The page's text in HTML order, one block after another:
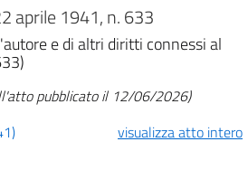
aprile 1941, n. 633
e di altri diritti connessi al
pubblicato il 12/06/2026)
visualizza atto intero